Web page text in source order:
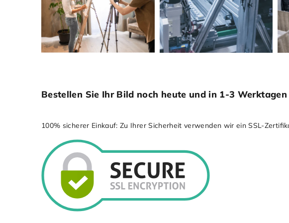
Bestellen Sie Ihr Bild noch heute und in 1-3
100% sicherer Einkauf: Zu Ihrer Sicherheit verwenden wir ein SSL-